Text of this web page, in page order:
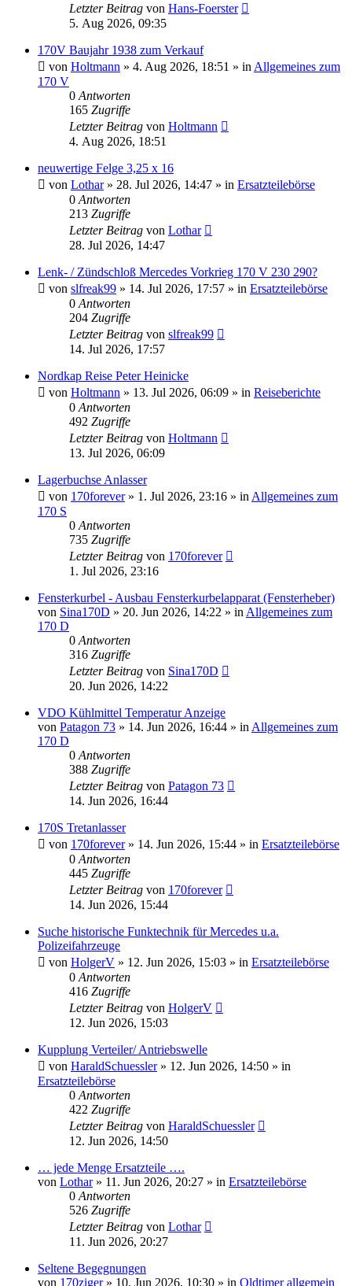
Letzter Beitrag von Hans-Foerster
5. Aug 2026, 09:35
170V Baujahr 1938 zum Verkauf
von Holtmann » 4. Aug 2026, 18:51 » in Allgemeines zum
170 V
0 Antworten
165 Zugriffe
Letzter Beitrag von Holtmann
4. Aug 2026, 18:51
neuwertige Felge 3,25 x 16
von Lothar» 28. Jul 2026, 14:47 » in Ersatzteilebörse
0 Antworten
213 Zugriffe
Letzter Beitrag von Lothar
28. Jul 2026, 14:47
Lenk- / Zündschloß Mercedes Vorkrieg 170 V 230 290?
von slfreak99 » 14. Jul 2026, 17:57 » in Ersatzteilebörse
0 Antworten
204 Zugriffe
Letzter Beitrag von slfreak99
14. Jul 2026, 17:57
Nordkap Reise Peter Heinicke
von Holtmann » 13. Jul 2026, 06:09 » in Reiseberichte
0 Antworten
492 Zugriffe
Letzter Beitrag von Holtmann
13. Jul 2026, 06:09
Lagerbuchse Anlasser
von 170forever» 1. Jul 2026, 23:16 » in Allgemeines zum
170 S
0 Antworten
735 Zugriffe
Letzter Beitrag von 170forever
1. Jul 2026, 23:16
Fensterkurbel - Ausbau Fensterkurbelapparat (Fensterheber)
von Sina170D » 20. Jun 2026, 14:22 » in Allgemeines zum
170 D
0 Antworten
316 Zugriffe
Letzter Beitrag von Sina170D
20. Jun 2026, 14:22
VDO Kühlmittel Temperatur Anzeige
von Patagon 73 » 14. Jun 2026, 16:44 » in Allgemeines zum
170 D
0 Antworten
388 Zugriffe
Letzter Beitrag von Patagon 73
14. Jun 2026, 16:44
170S Tretanlasser
von 170forever» 14. Jun 2026, 15:44 » in Ersatzteilebörse
0 Antworten
445 Zugriffe
Letzter Beitrag von 170forever
14. Jun 2026, 15:44
Suche historische Funktechnik für Mercedes u.a.
Polizeifahrzeuge
von HolgerV » 12. Jun 2026, 15:03 » in Ersatzteilebörse
0 Antworten
416 Zugriffe
Letzter Beitrag von HolgerV
12. Jun 2026, 15:03
Kupplung Verteiler/ Antriebswelle
von HaraldSchuessler» 12. Jun 2026, 14:50 » in
Ersatzteilebörse
0 Antworten
422 Zugriffe
Letzter Beitrag von HaraldSchuessler
12. Jun 2026, 14:50
… jede Menge Ersatzteile ….
von Lothar» 11. Jun 2026, 20:27 » in Ersatzteilebörse
0 Antworten
526 Zugriffe
Letzter Beitrag von Lothar
11. Jun 2026, 20:27
Seltene Begegnungen
von 170ziger» 10. Jun 2026, 10:30 » in Oldtimer allgemein